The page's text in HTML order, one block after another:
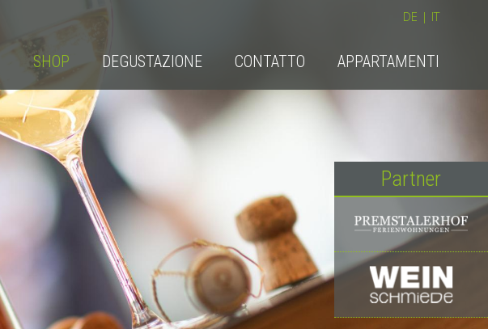
DE | IT
SHOP DEGUSTAZIONE CONTATTO APPARTAMENTI
Partner